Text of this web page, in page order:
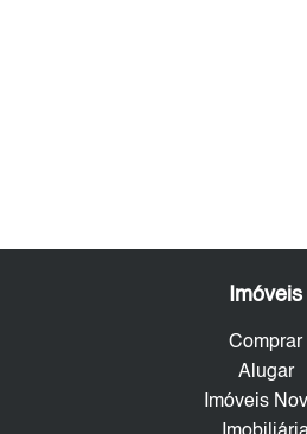
Imóveis
Comprar
Alugar
Imóveis